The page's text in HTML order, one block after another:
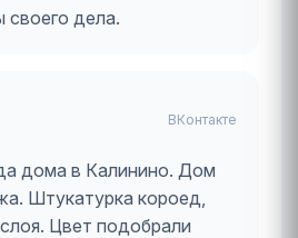
дела.
ВКонтакте
дома в Калинино. Дом
Штукатурка короед,
Цвет подобрали